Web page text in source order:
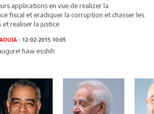
applications en vue de realizer la
fiscal et eradiquer la corruption et chasser les
realiser la justice.
- 12-02-2015 10:05
haw esshih